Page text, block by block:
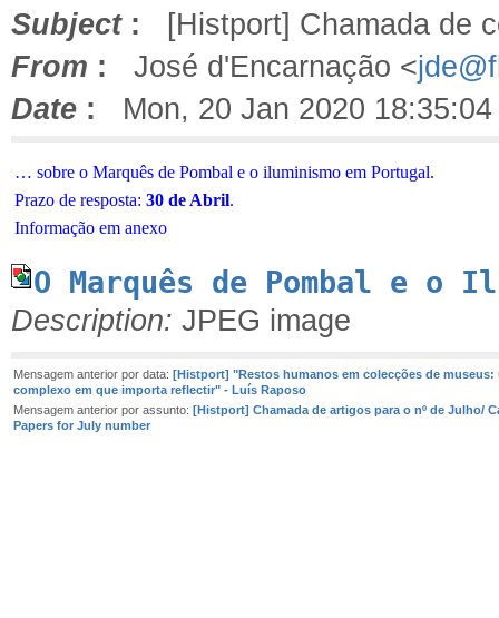
Subject: [Histport] Chamada de
From : José d'Encarnação <
Date : Mon, 20 Jan 2020 18:35:04
… sobre o Marquês de Pombal e o iluminismo em Portugal.
Prazo de resposta: 30 de Abril.
Informação em anexo
O Marquês de Pombal e o
Description: JPEG image
Mensagem anterior por data: [Histport] "Restos humanos em colecções de museus:
complexo em que importa reflectir" - Luís Raposo
Mensagem anterior por assunto: [Histport] Chamada de artigos para o nº de Julho/
Papers for July number